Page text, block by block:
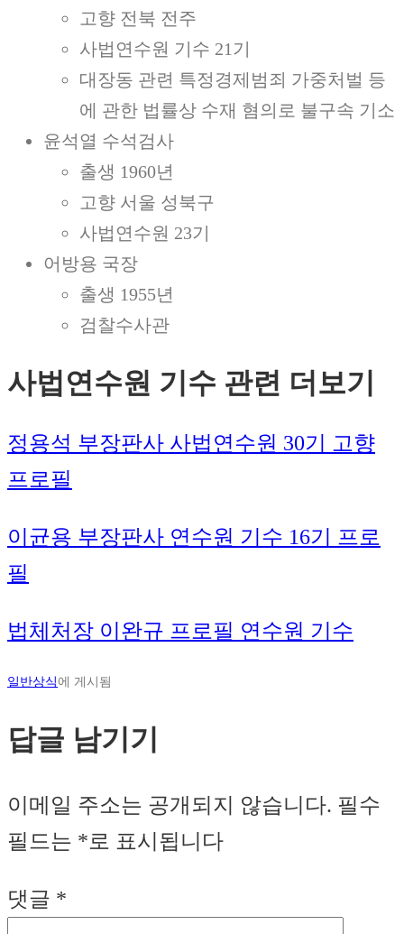
고향 전북 전주
사법연수원 기수 21기
대장동 관련 특정경제범죄 가중처벌 등
에 관한 법률상 수재 혐의로 불구속 기소
윤석열 수석검사
출생 1960년
고향 서울 성북구
사법연수원 23기
어방용 국장
출생 1955년
검찰수사관
사법연수원 기수 관련 더보기
정용석 부장판사 사법연수원 30기 고향
프로필
이균용 부장판사 연수원 기수 16기 프로
필
법체처장 이완규 프로필 연수원 기수
일반상식에 게시됨
답글 남기기
이메일 주소는 공개되지 않습니다. 필수
필드는 *로 표시됩니다
댓글 *